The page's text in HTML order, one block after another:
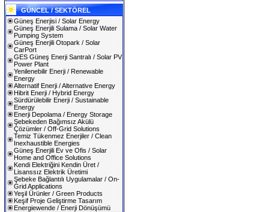
GÜNCEL / SEKTÖREL
Güneş Enerjisi / Solar Energy
Güneş Enerjili Sulama / Solar Water
Pumping System
Güneş Enerjili Otopark / Solar
CarPort
GES Güneş Enerji Santralı / Solar PV
Power Plant
Yenilenebilir Enerji / Renewable
Energy
Alternatif Enerji / Alternative Energy
Hibrit Enerji / Hybrid Energy
Sürdürülebilir Enerji / Sustainable
Energy
Enerji Depolama / Energy Storage
Şebekeden Bağımsız Akülü
Çözümler / Off-Grid Solutions
Temiz Tükenmez Enerjiler / Clean
Inexhaustible Energies
Güneş Enerjili Ev ve Ofis / Solar
Home and Office Solutions
Kendi Elektriğini Kendin Üret /
Lisanssız Elektrik Üretimi
Şebeke Bağlantılı Uygulamalar / On-
Grid Applications
Yeşil Ürünler / Green Products
Keşif Proje Geliştirme Tasarım
Energiewende / Enerji Dönüşümü